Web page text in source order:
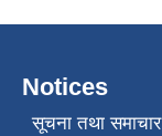
Notices
सूचना तथा समाचार